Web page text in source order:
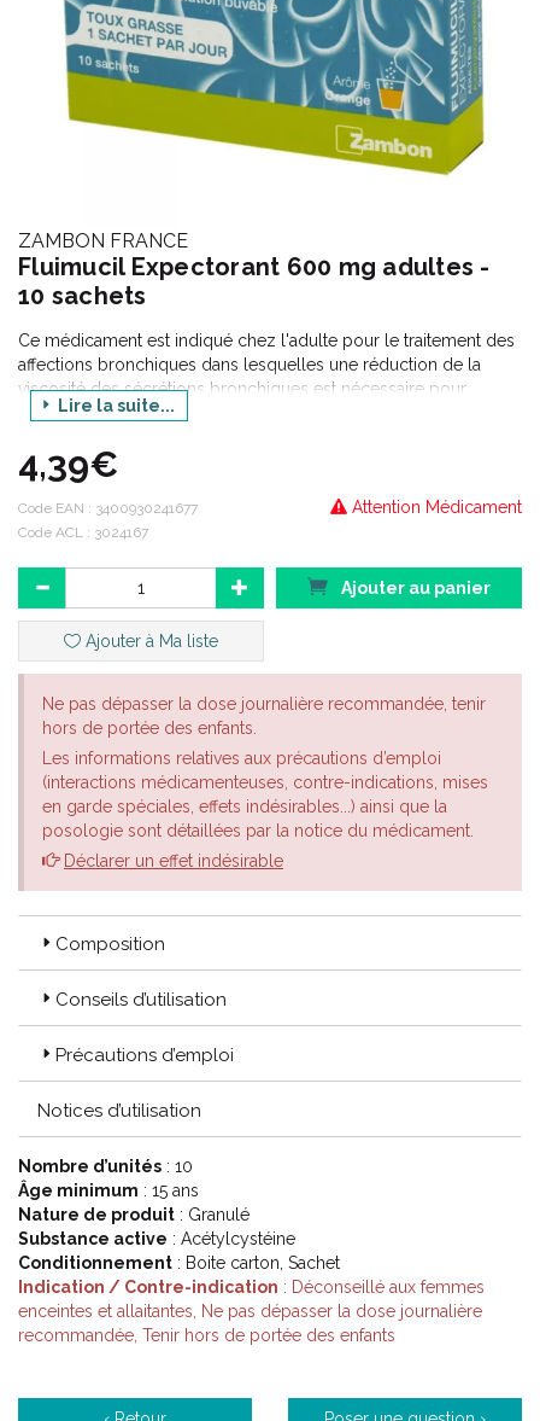
ZAMBON FRANCE
Fluimucil Expectorant 600 mg adultes -
10 sachets
Ce médicament est indiqué chez l'adulte pour le traitement des
affections bronchiques dans lesquelles une réduction de la
viscosité des sécrétions bronchiques est nécessaire pour
faciliter l'expectoration, notamment au cours des épisodes de
Lire la suite...
4,39€
Attention Médicament
Code EAN : 3400930241677
Code ACL : 3024167
Ajouter au panier
Ajouter à Ma liste
Ne pas dépasser la dose journalière recommandée, tenir
hors de portée des enfants.
Les informations relatives aux précautions d’emploi
(interactions médicamenteuses, contre-indications, mises
en garde spéciales, effets indésirables...) ainsi que la
posologie sont détaillées par la notice du médicament.
Déclarer un effet indésirable
Composition
Conseils d’utilisation
Précautions d’emploi
Notices d’utilisation
Nombre d’unités : 10
Âge minimum : 15 ans
Nature de produit : Granulé
Substance active : Acétylcystéine
Conditionnement : Boite carton, Sachet
Indication / Contre-indication : Déconseillé aux femmes
enceintes et allaitantes, Ne pas dépasser la dose journalière
recommandée, Tenir hors de portée des enfants